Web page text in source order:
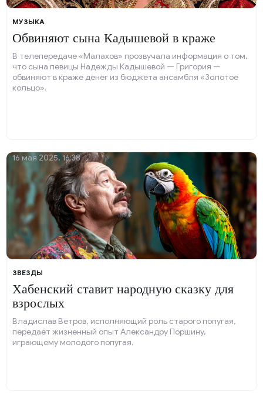
МУЗЫКА
Обвиняют сына Кадышевой в краже
В телепередаче «Малахов» прозвучала информация о том,
что сына певицы Надежды Кадышевой — Григория —
обвиняют в краже денег из бюджета ансамбля «Золотое
кольцо».
ЗВЕЗДЫ
Хабенский ставит народную сказку для
взрослых
Владислав Ветров, исполняющий роль старого попугая,
передаёт жизненный опыт Александру Поршину,
играющему молодого попугая.
16 мая 2025, 16:38